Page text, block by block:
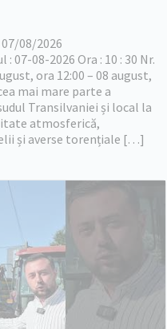
07/08/2026
07-08-2026 Ora : 10 : 30 Nr.
ora 12:00 – 08 august,
mai mare parte a
Transilvaniei și local la
atmosferică,
și averse torențiale […]